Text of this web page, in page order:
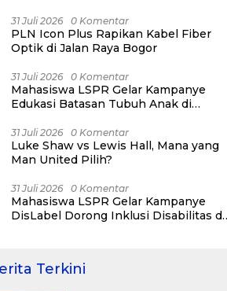
31 Juli 2026 0 Komentar
PLN Icon Plus Rapikan Kabel Fiber
Optik di Jalan Raya Bogor
31 Juli 2026 0 Komentar
Mahasiswa LSPR Gelar Kampanye
Edukasi Batasan Tubuh Anak di
31 Juli 2026 0 Komentar
Luke Shaw vs Lewis Hall, Mana yang
Man United Pilih?
31 Juli 2026 0 Komentar
Mahasiswa LSPR Gelar Kampanye
DisLabel Dorong Inklusi Disabilitas di
Terkini